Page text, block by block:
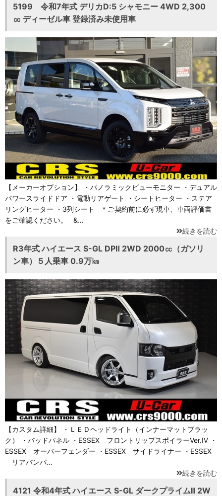
5199 令和7年式 デリカD:5 シャモニー 4WD 2,300
㏄ ディーゼル車 登録済み未使用車
【メーカーオプション】 ・パノラミックビューモニター ・デュアル
パワースライドドア ・電動リアゲート ・シートヒーター ・ステア
リングヒーター ・3列シート ＊ご契約前に必ず現車、車両評価書
をご確認ください。 &…
続きを読む
R3年式 ハイエース S-GL DPⅡ 2WD 2000㏄（ガソリ
ン車）５人乗車 0.9万㎞
【カスタム詳細】 ・ＬＥＤヘッドライト（インナーマットブラッ
ク） ・バッドパネル ・ESSEX フロントリップスポイラーVer.Ⅳ ・
ESSEX オーバーフェンダー ・ESSEX サイドライナー ・ESSEX
リアバンパ…
続きを読む
4121 令和4年式 ハイエース S-GL ダークプライムⅡ 2W